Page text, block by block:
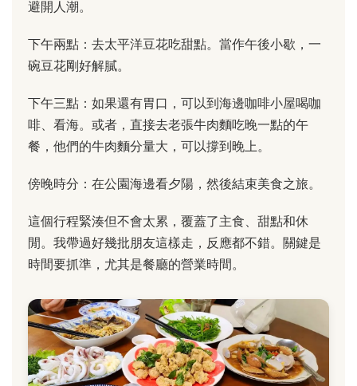
避開人潮。
下午兩點：去太平洋豆花吃甜點。當作午後小歇，一
碗豆花剛好解膩。
下午三點：如果還有胃口，可以到海邊咖啡小屋喝咖
啡、看海。或者，直接去老張牛肉麵吃晚一點的午
餐，他們的牛肉麵分量大，可以撐到晚上。
傍晚時分：在公園海邊看夕陽，然後結束美食之旅。
這個行程緊湊但不會太累，覆蓋了主食、甜點和休
閒。我帶過好幾批朋友這樣走，反應都不錯。關鍵是
時間要抓準，尤其是餐廳的營業時間。